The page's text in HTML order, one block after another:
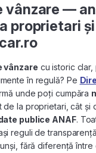
vânzare —
proprietari
vânzare cu istoric clar,
în regulă? Pe
unde poți cumpăra
de la proprietari, cât și
publice ANAF.
reguli de
fără diferență între